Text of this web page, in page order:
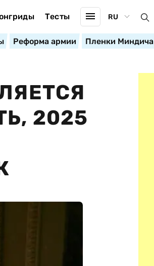
Тесты RU
Реформа армии Пленки Миндича
2025